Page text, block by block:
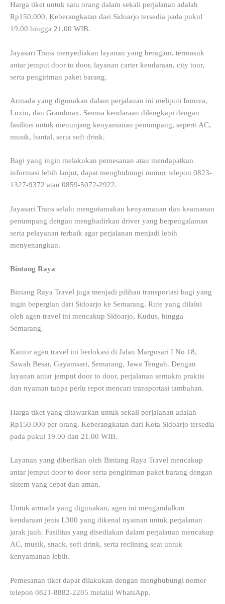
Harga tiket untuk satu orang dalam sekali perjalanan adalah
Rp150.000. Keberangkatan dari Sidoarjo tersedia pada pukul
19.00 hingga 21.00 WIB.
Jayasari Trans menyediakan layanan yang beragam, termasuk
antar jemput door to door, layanan carter kendaraan, city tour,
serta pengiriman paket barang.
Armada yang digunakan dalam perjalanan ini meliputi Innova,
Luxio, dan Grandmax. Semua kendaraan dilengkapi dengan
fasilitas untuk menunjang kenyamanan penumpang, seperti AC,
musik, bantal, serta soft drink.
Bagi yang ingin melakukan pemesanan atau mendapatkan
informasi lebih lanjut, dapat menghubungi nomor telepon 0823-
1327-9372 atau 0859-5072-2922.
Jayasari Trans selalu mengutamakan kenyamanan dan keamanan
penumpang dengan menghadirkan driver yang berpengalaman
serta pelayanan terbaik agar perjalanan menjadi lebih
menyenangkan.
Bintang Raya
Bintang Raya Travel juga menjadi pilihan transportasi bagi yang
ingin bepergian dari Sidoarjo ke Semarang. Rute yang dilalui
oleh agen travel ini mencakup Sidoarjo, Kudus, hingga
Semarang.
Kantor agen travel ini berlokasi di Jalan Margosari I No 18,
Sawah Besar, Gayamsari, Semarang, Jawa Tengah. Dengan
layanan antar jemput door to door, perjalanan semakin praktis
dan nyaman tanpa perlu repot mencari transportasi tambahan.
Harga tiket yang ditawarkan untuk sekali perjalanan adalah
Rp150.000 per orang. Keberangkatan dari Kota Sidoarjo tersedia
pada pukul 19.00 dan 21.00 WIB.
Layanan yang diberikan oleh Bintang Raya Travel mencakup
antar jemput door to door serta pengiriman paket barang dengan
sistem yang cepat dan aman.
Untuk armada yang digunakan, agen ini mengandalkan
kendaraan jenis L300 yang dikenal nyaman untuk perjalanan
jarak jauh. Fasilitas yang disediakan dalam perjalanan mencakup
AC, musik, snack, soft drink, serta reclining seat untuk
kenyamanan lebih.
Pemesanan tiket dapat dilakukan dengan menghubungi nomor
telepon 0821-8882-2205 melalui WhatsApp.